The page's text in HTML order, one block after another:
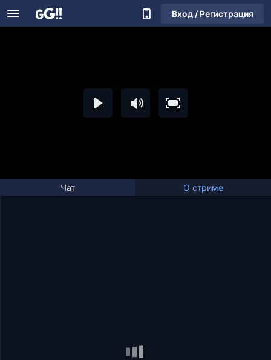
Вход / Регистрация
Чат О стриме